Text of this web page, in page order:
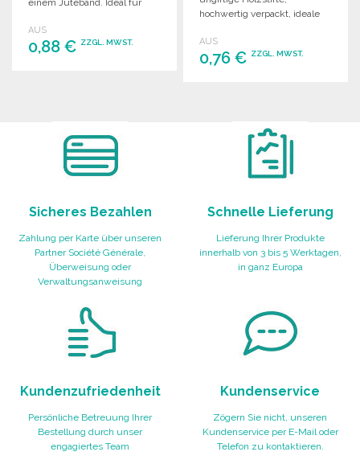
AUS
0,88 € ZZGL. MWST.
hochwertig verpackt, ideale
AUS
0,76 € ZZGL. MWST.
Sicheres Bezahlen
Zahlung per Karte über unseren
Partner Société Générale,
Überweisung oder
Verwaltungsanweisung
Schnelle Lieferung
Lieferung Ihrer Produkte
innerhalb von 3 bis 5 Werktagen,
in ganz Europa
Kundenzufriedenheit
Persönliche Betreuung Ihrer
Bestellung durch unser
engagiertes Team
Kundenservice
Zögern Sie nicht, unseren
Kundenservice per E-Mail oder
Telefon zu kontaktieren.